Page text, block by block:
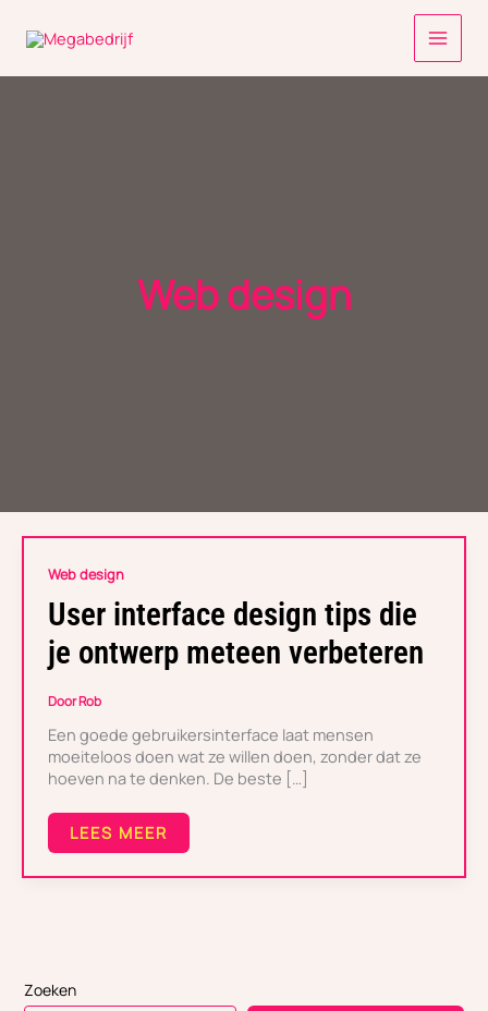
naar
inhoud
Web design
Web design
User interface design tips die
je ontwerp meteen verbeteren
DoorRob
Een goede gebruikersinterface laat mensen
moeiteloos doen wat ze willen doen, zonder dat ze
hoeven na te denken. De beste […]
USER
INTERFACE
DESIGN
TIPS
DIE
JE
METEEN
LEES MEER
Zoeken